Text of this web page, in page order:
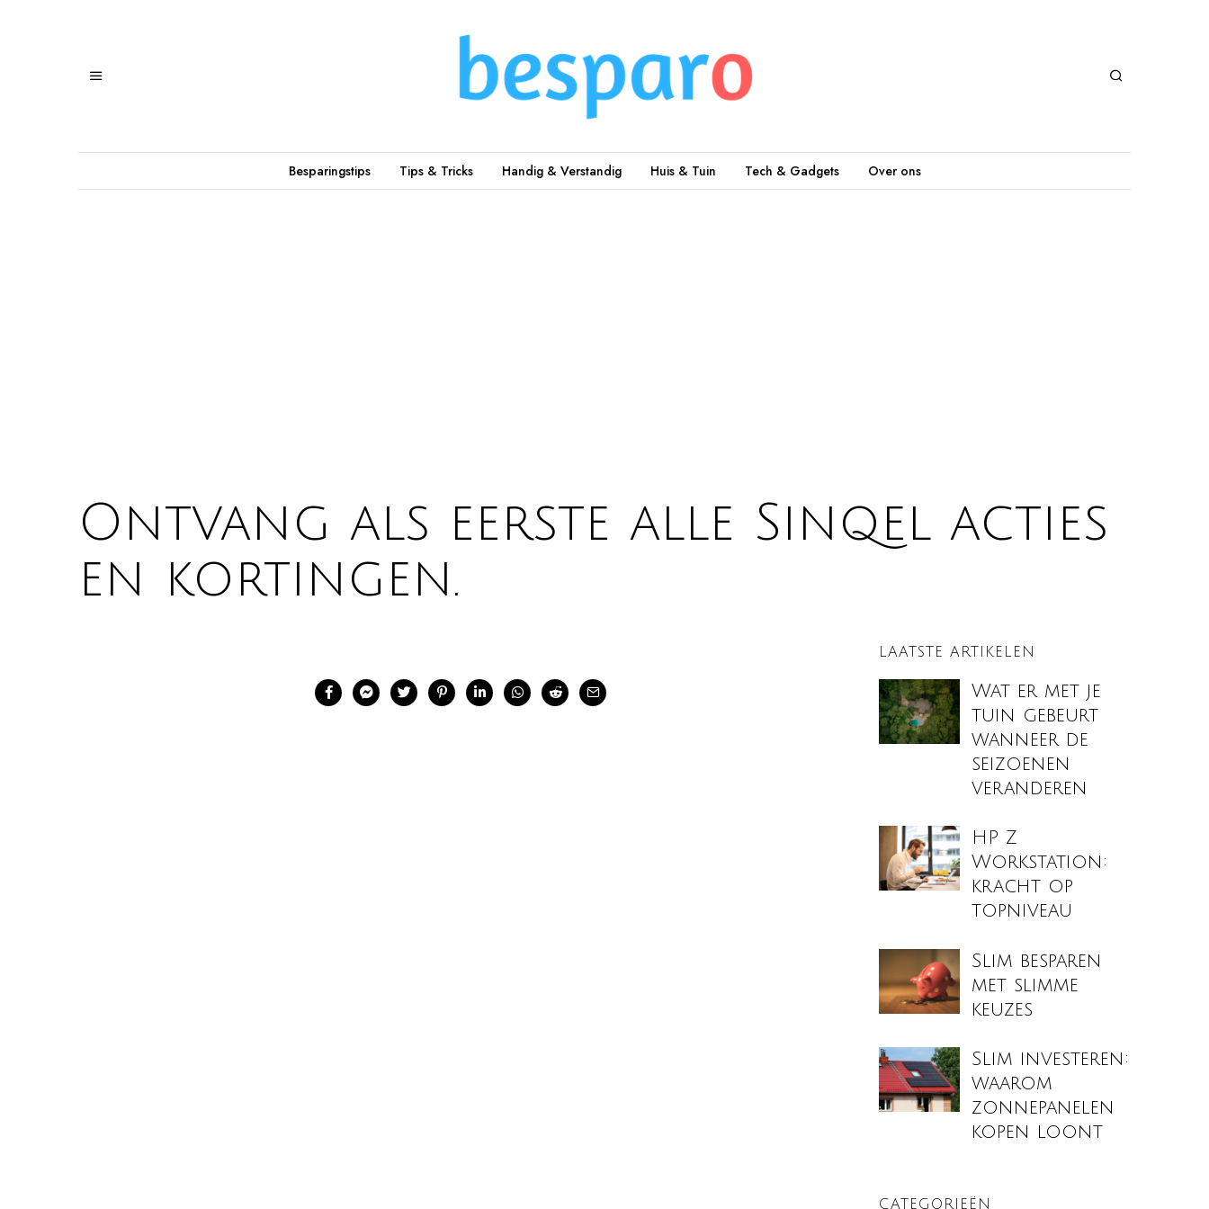
Besparingstips Tips & Tricks Handig & Verstandig Huis & Tuin Tech & Gadgets Over ons
Ontvang als eerste alle Sinqel acties
en kortingen.
LAATSTE ARTIKELEN
Wat er met je
tuin gebeurt
wanneer de
seizoenen
veranderen
HP Z
Workstation:
kracht op
topniveau
Slim besparen
met slimme
keuzes
Slim investeren:
waarom
zonnepanelen
kopen loont
CATEGORIEËN